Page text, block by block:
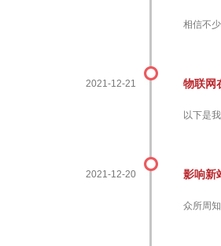
相信不
2021-12-21 物联网
以下是
2021-12-20 影响新
众所周